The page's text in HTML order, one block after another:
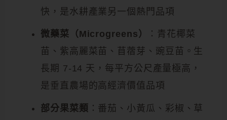
快，是水耕產業另一個熱門品項
微藥菜（Microgreens）
：青花椰菜
苗、紫高麗菜苗、苜蓿芽、豌豆苗。生
長期 7-14 天，每平方公尺產量極高，
是垂直農場的高經濟價值品項
部分果菜類 ：番茄、小黃瓜、彩椒、草